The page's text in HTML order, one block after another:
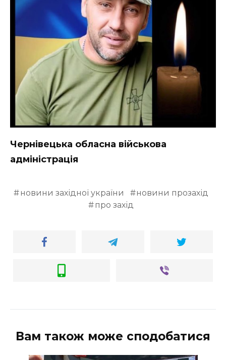
ВІДЕО
Чернівецька обласна військова
адміністрація
новини західної україни
новини прозахід
про захід
Вам також може сподобатися